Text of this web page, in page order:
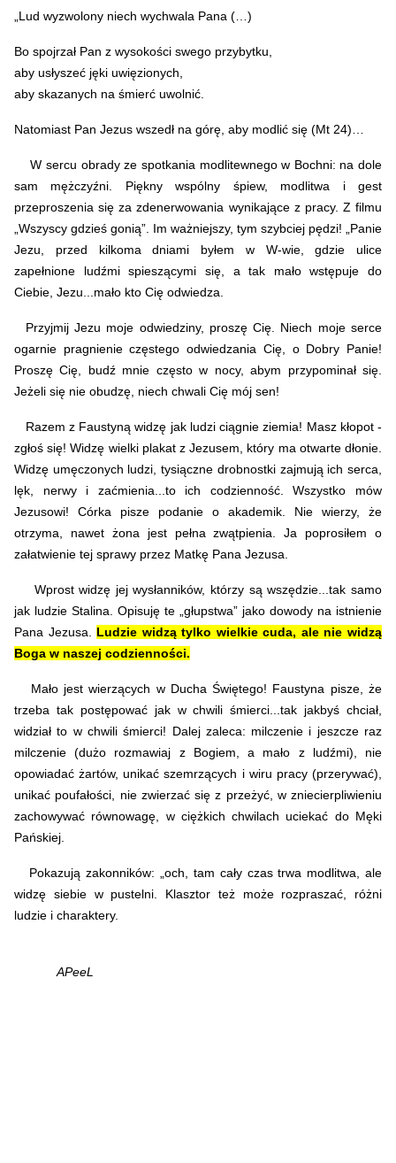
„Lud wyzwolony niech wychwala Pana (…)
Bo spojrzał Pan z wysokości swego przybytku,
aby usłyszeć jęki uwięzionych,
aby skazanych na śmierć uwolnić.
Natomiast Pan Jezus wszedł na górę, aby modlić się (Mt 24)…
W sercu obrady ze spotkania modlitewnego w Bochni: na dole
sam mężczyźni. Piękny wspólny śpiew, modlitwa i gest
przeproszenia się za zdenerwowania wynikające z pracy. Z filmu
„Wszyscy gdzieś gonią”. Im ważniejszy, tym szybciej pędzi! „Panie
Jezu, przed kilkoma dniami byłem w W-wie, gdzie ulice
zapełnione ludźmi spieszącymi się, a tak mało wstępuje do
Ciebie, Jezu...mało kto Cię odwiedza.
Przyjmij Jezu moje odwiedziny, proszę Cię. Niech moje serce
ogarnie pragnienie częstego odwiedzania Cię, o Dobry Panie!
Proszę Cię, budź mnie często w nocy, abym przypominał się.
Jeżeli się nie obudzę, niech chwali Cię mój sen!
Razem z Faustyną widzę jak ludzi ciągnie ziemia! Masz kłopot -
zgłoś się! Widzę wielki plakat z Jezusem, który ma otwarte dłonie.
Widzę umęczonych ludzi, tysiączne drobnostki zajmują ich serca,
lęk, nerwy i zaćmienia...to ich codzienność. Wszystko mów
Jezusowi! Córka pisze podanie o akademik. Nie wierzy, że
otrzyma, nawet żona jest pełna zwątpienia. Ja poprosiłem o
załatwienie tej sprawy przez Matkę Pana Jezusa.
Wprost widzę jej wysłanników, którzy są wszędzie...tak samo
jak ludzie Stalina. Opisuję te „głupstwa” jako dowody na istnienie
Pana Jezusa. Ludzie widzą tylko wielkie cuda, ale nie widzą
Boga w naszej codzienności.
Mało jest wierzących w Ducha Świętego! Faustyna pisze, że
trzeba tak postępować jak w chwili śmierci...tak jakbyś chciał,
widział to w chwili śmierci! Dalej zaleca: milczenie i jeszcze raz
milczenie (dużo rozmawiaj z Bogiem, a mało z ludźmi), nie
opowiadać żartów, unikać szemrzących i wiru pracy (przerywać),
unikać poufałości, nie zwierzać się z przeżyć, w zniecierpliwieniu
zachowywać równowagę, w ciężkich chwilach uciekać do Męki
Pańskiej.
Pokazują zakonników: „och, tam cały czas trwa modlitwa, ale
widzę siebie w pustelni. Klasztor też może rozpraszać, różni
ludzie i charaktery.
APeeL